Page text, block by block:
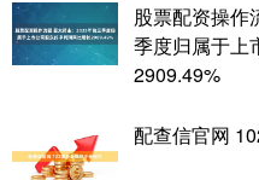
股票配资操作
季度归属于上
2909.49%
配查信官网